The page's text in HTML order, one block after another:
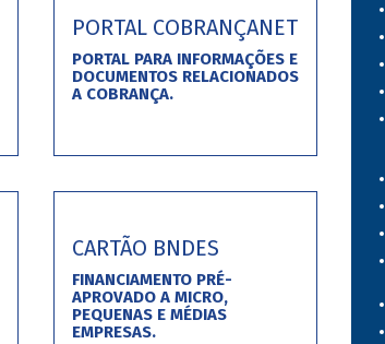
PORTAL COBRANÇANET
PORTAL PARA INFORMAÇÕES E
DOCUMENTOS RELACIONADOS
A COBRANÇA.
CARTÃO BNDES
FINANCIAMENTO PRÉ-
APROVADO A MICRO,
PEQUENAS E MÉDIAS
EMPRESAS.